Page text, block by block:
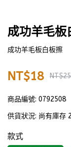
成功羊毛板
成功羊毛板白板擦
NT$18 NT$25
商品編號: 0792508
供貨狀況: 尚有庫存
款式